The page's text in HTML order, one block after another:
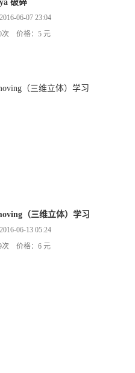
破碎
06-07 23:04
次 价格：5 元
（三维立体）学习
06-13 05:24
次 价格：6 元